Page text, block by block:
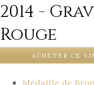
2014 -
Rouge
ACHETER CE